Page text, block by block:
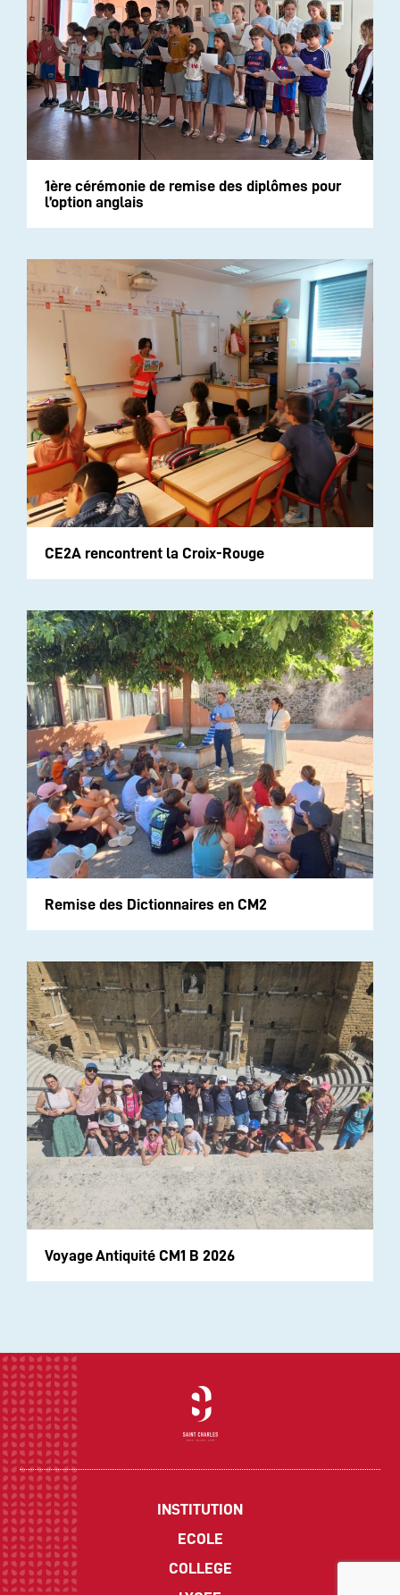
1ère cérémonie de remise des diplômes pour
l’option anglais
CE2A rencontrent la Croix-Rouge
Remise des Dictionnaires en CM2
Voyage Antiquité CM1 B 2026
INSTITUTION
ECOLE
COLLEGE